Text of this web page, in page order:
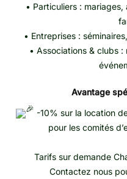
• Particuliers :
• Entreprises :
• Associations & clubs
Avantage
-10% sur la location
pour les comités
Tarifs sur demande
Contactez nous